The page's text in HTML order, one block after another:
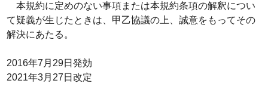
本規約に定めのない事項または本規約条項の解釈につい
て疑義が生じたときは、甲乙協議の上、誠意をもってその
解決にあたる。
2016年7月29日発効
2021年3月27日改定